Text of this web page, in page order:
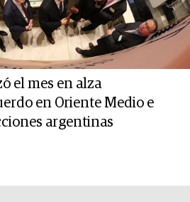
el mes en alza
en Oriente Medio e
argentinas